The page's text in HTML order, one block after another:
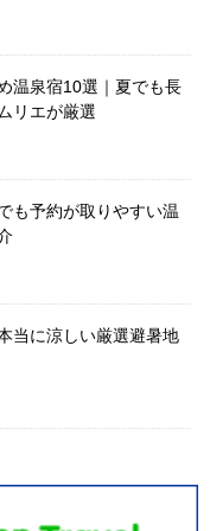
温泉宿10選｜夏でも長
リエが厳選
も予約が取りやすい温
当に涼しい厳選避暑地